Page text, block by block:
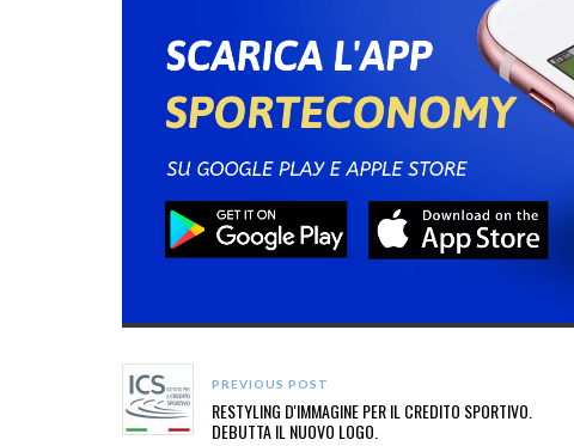
PREVIOUS POST
RESTYLING D'IMMAGINE PER IL CREDITO SPORTIVO.
DEBUTTA IL NUOVO LOGO.